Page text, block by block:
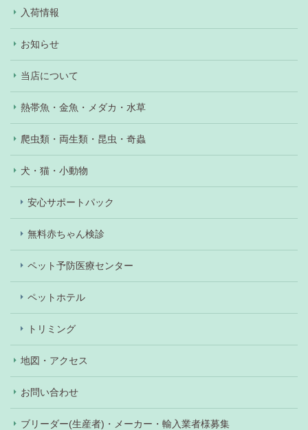
入荷情報
お知らせ
当店について
熱帯魚・金魚・メダカ・水草
爬虫類・両生類・昆虫・奇蟲
犬・猫・小動物
安心サポートパック
無料赤ちゃん検診
ペット予防医療センター
ペットホテル
トリミング
地図・アクセス
お問い合わせ
ブリーダー(生産者)・メーカー・輸入業者様募集